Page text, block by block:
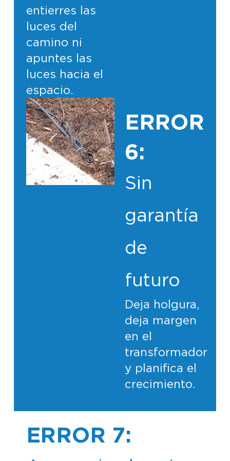
entierres las
luces del
camino ni
apuntes las
luces hacia el
espacio.
ERROR
6:
Sin
garantía
de
futuro
Deja holgura,
deja margen
en el
transformador
y planifica el
crecimiento.
ERROR 7: